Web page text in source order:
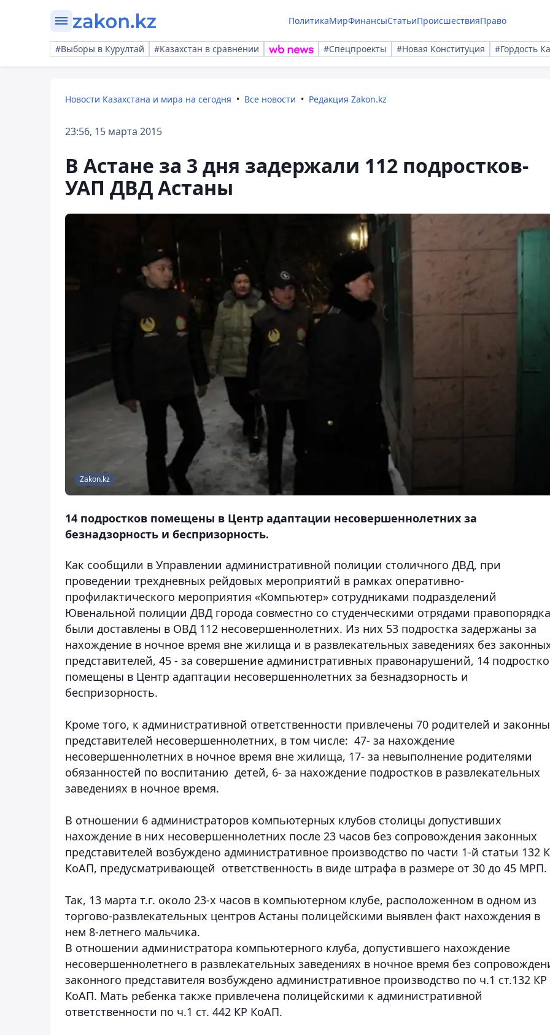
ПолитикаМирФинансыСтатьиПроисшествияПраво
#Выборы в Курултай #Казахстан в сравнении #Спецпроекты #Новая Конституция #Гордость
Новости Казахстана и мира на сегодня Все новости Редакция Zakon.kz
23:56, 15 марта 2015
В Астане за 3 дня задержали 112 подростков-
УАП ДВД Астаны
Zakon.kz
14 подростков помещены в Центр адаптации несовершеннолетних за
безнадзорность и беспризорность.
Как сообщили в Управлении административной полиции столичного ДВД, при
проведении трехдневных рейдовых мероприятий в рамках оперативно-
профилактического мероприятия «Компьютер» сотрудниками подразделений
Ювенальной полиции ДВД города совместно со студенческими отрядами правопорядка
были доставлены в ОВД 112 несовершеннолетних. Из них 53 подростка задержаны за
нахождение в ночное время вне жилища и в развлекательных заведениях без
представителей, 45 - за совершение административных правонарушений, 14
помещены в Центр адаптации несовершеннолетних за безнадзорность и
беспризорность.
Кроме того, к административной ответственности привлечены 70 родителей и
представителей несовершеннолетних, в том числе: 47- за нахождение
несовершеннолетних в ночное время вне жилища, 17- за невыполнение родителями
обязанностей по воспитанию детей, 6- за нахождение подростков в развлекательных
заведениях в ночное время.
В отношении 6 администраторов компьютерных клубов столицы допустивших
нахождение в них несовершеннолетних после 23 часов без сопровождения законных
представителей возбуждено административное производство по части 1-й статьи 132
КоАП, предусматривающей ответственность в виде штрафа в размере от 30 до 45
Так, 13 марта т.г. около 23-х часов в компьютерном клубе, расположенном в одном из
торгово-развлекательных центров Астаны полицейскими выявлен факт нахождения в
нем 8-летнего мальчика.
В отношении администратора компьютерного клуба, допустившего нахождение
несовершеннолетнего в развлекательных заведениях в ночное время без
законного представителя возбуждено административное производство по ч.1 ст.132 КР
КоАП. Мать ребенка также привлечена полицейскими к административной
ответственности по ч.1 ст. 442 КР КоАП.